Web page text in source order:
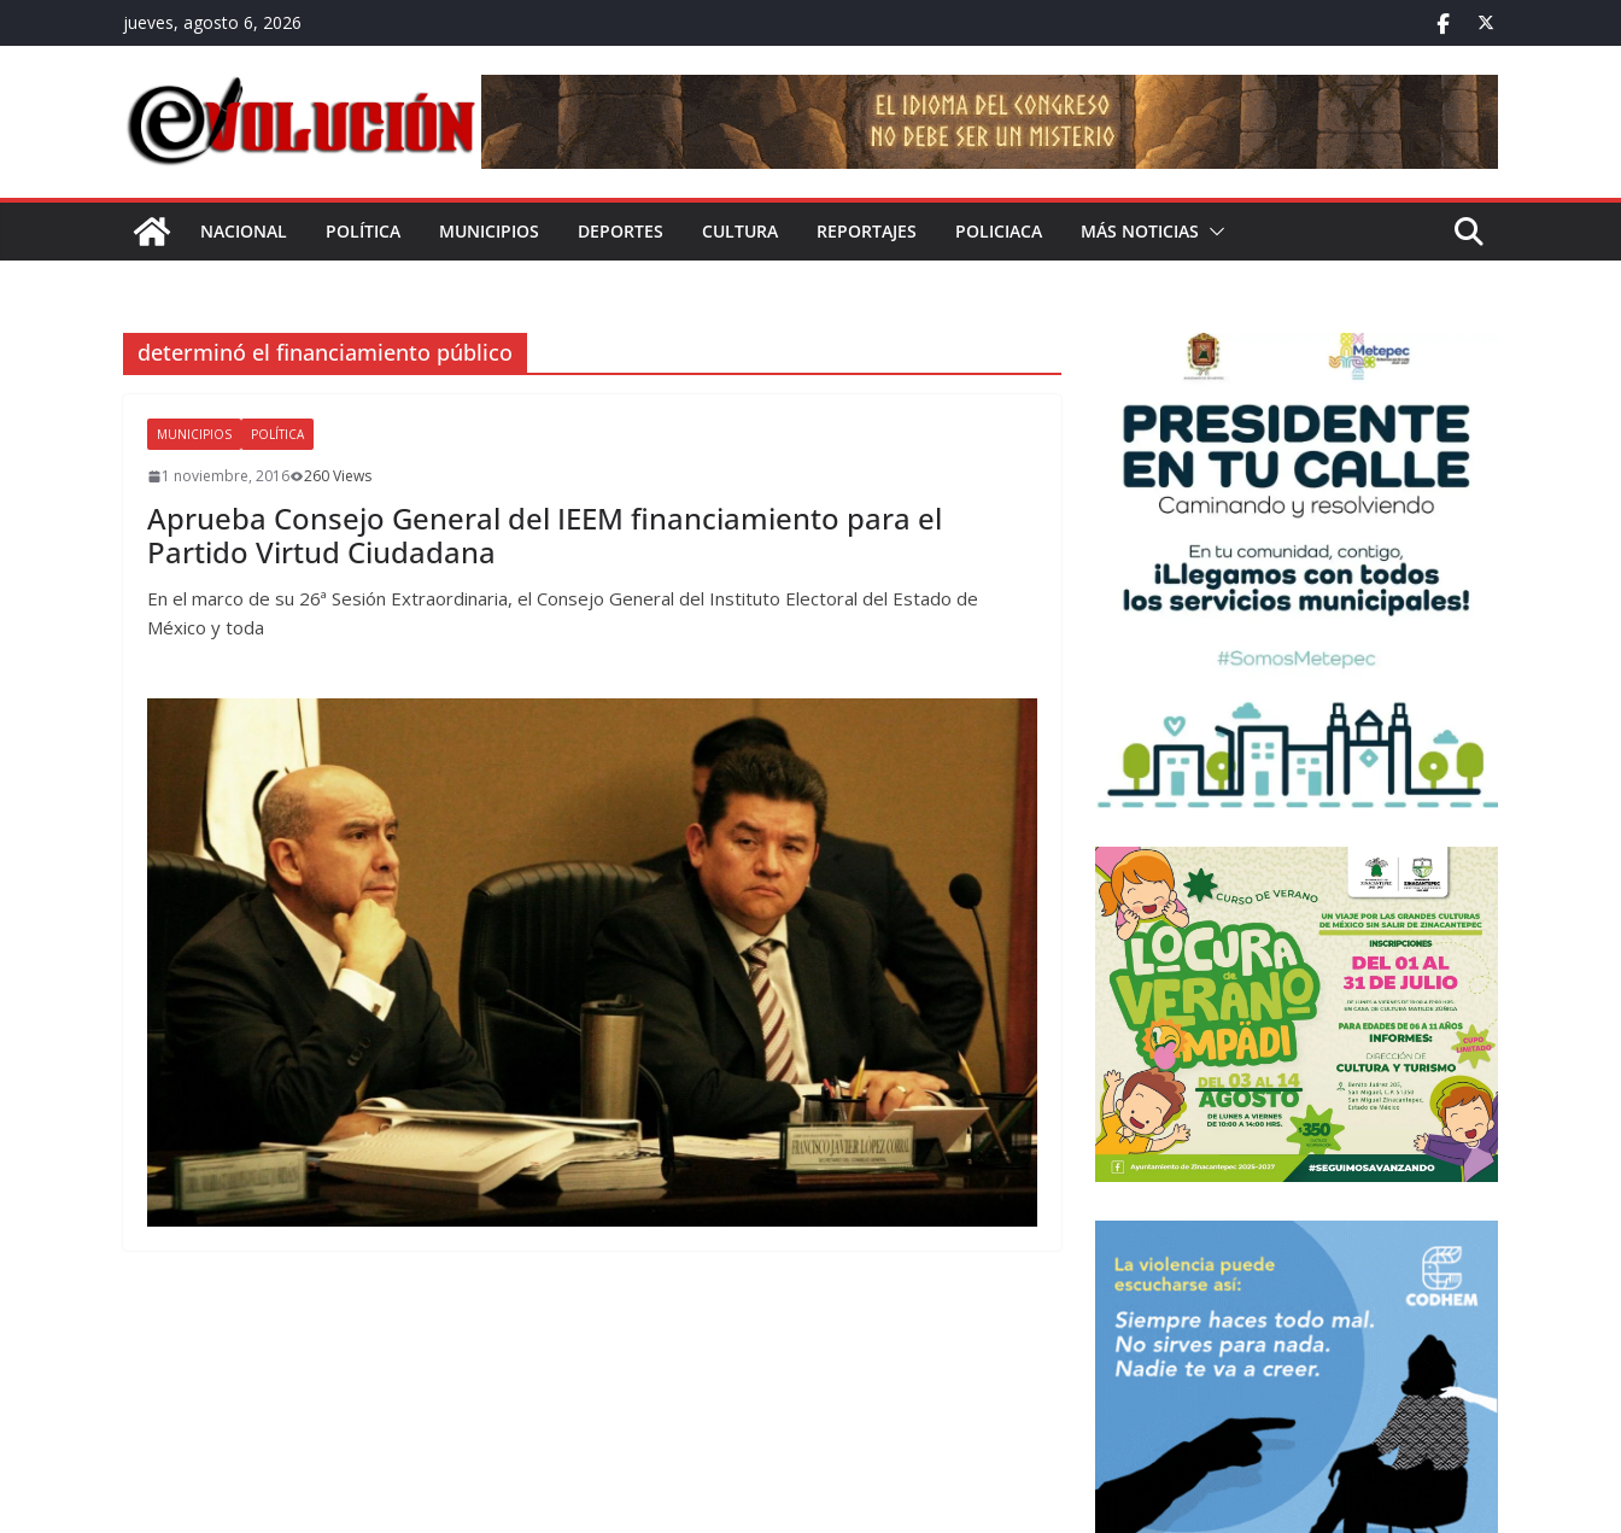
al
jueves, agosto 6, 2026
NACIONAL POLÍTICA MUNICIPIOS DEPORTES CULTURA REPORTAJES POLICIACA MÁS NOTICIAS
determinó el financiamiento público
MUNICIPIOS POLÍTICA
1 noviembre, 2016 260 Views
Aprueba Consejo General del IEEM financiamiento para el
Partido Virtud Ciudadana
En el marco de su 26ª Sesión Extraordinaria, el Consejo General del Instituto Electoral del Estado de
México y toda